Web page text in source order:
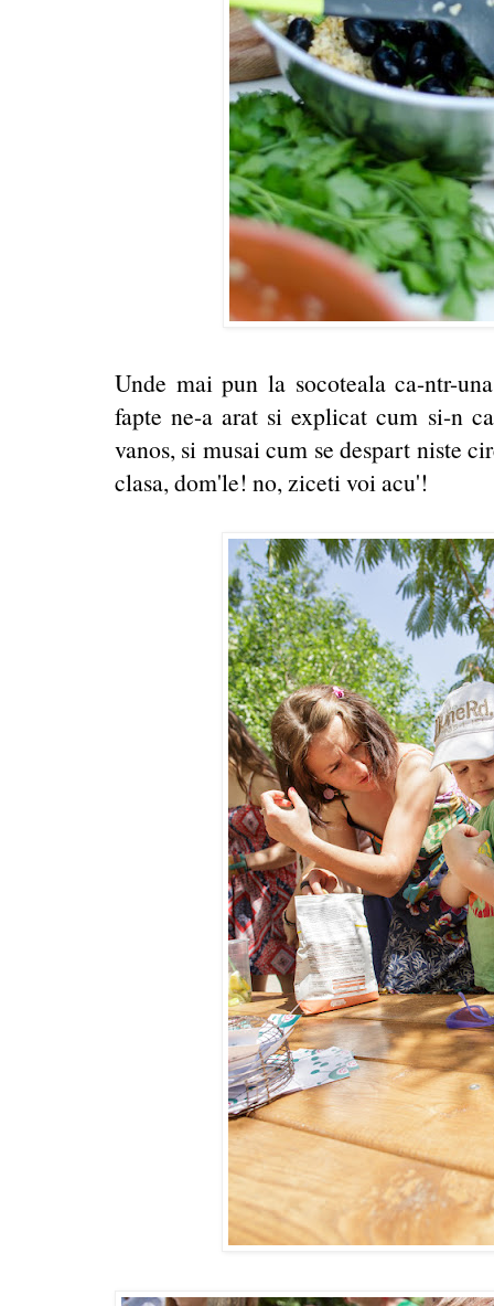
Unde mai pun la socoteala ca-ntr-
fapte ne-a arat si explicat cum si-n
vanos, si musai cum se despart niste
clasa, dom'le! no, ziceti voi acu'!